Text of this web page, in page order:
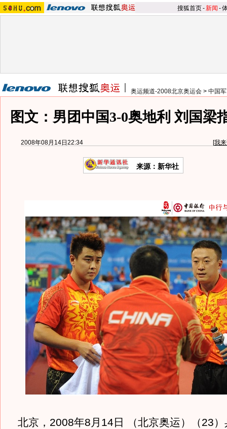
搜狐首页-新闻 -
奥运频道-2008北京奥运会 > 中国
图文：男团中国3-0奥地利 刘国梁
2008年08月14日22:34 [我
来源：新华社
北京，2008年8月14日 （北京奥运）（23